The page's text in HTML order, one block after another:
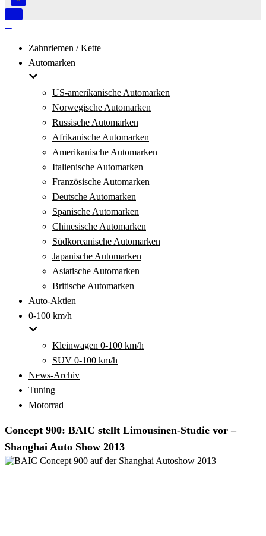
Navigation
Zahnriemen / Kette
Automarken
US-amerikanische Automarken
Norwegische Automarken
Russische Automarken
Afrikanische Automarken
Amerikanische Automarken
Italienische Automarken
Französische Automarken
Deutsche Automarken
Spanische Automarken
Chinesische Automarken
Südkoreanische Automarken
Japanische Automarken
Asiatische Automarken
Britische Automarken
Auto-Aktien
0-100 km/h
Kleinwagen 0-100 km/h
SUV 0-100 km/h
News-Archiv
Tuning
Motorrad
Concept 900: BAIC stellt Limousinen-Studie vor –
Shanghai Auto Show 2013